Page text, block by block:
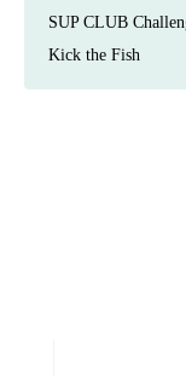
SUP CLUB
Kick the Fish